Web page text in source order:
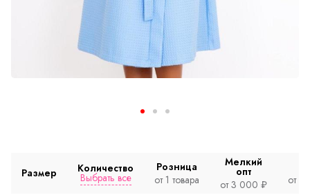
Размер Количество
Выбрать все
Розница
от 1 товара
Мелкий
опт
от 3 000 ₽
от